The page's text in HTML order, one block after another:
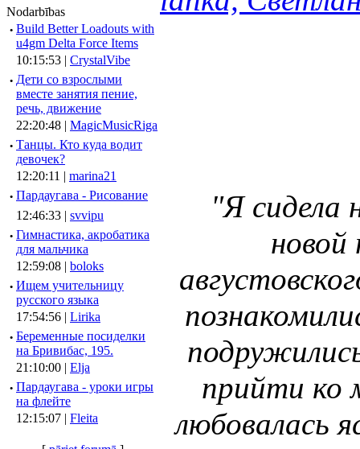
Nodarbības
· Build Better Loadouts with
u4gm Delta Force Items
10:15:53 | CrystalVibe
· Дети со взрослыми
вместе занятия пение,
речь, движение
22:20:48 | MagicMusicRiga
· Танцы. Кто куда водит
девочек?
12:20:11 | marina21
· Пардаугава - Рисование
12:46:33 | svvipu
· Гимнастика, акробатика
для мальчика
12:59:08 | boloks
· Ищем учительницу
русского языка
17:54:56 | Lirika
· Беременные посиделки
на Бривибас, 195.
21:10:00 | Elja
· Пардаугава - уроки игры
на флейте
12:15:07 | Fleita
"Я сидела
новой
прийти ко
любовалась